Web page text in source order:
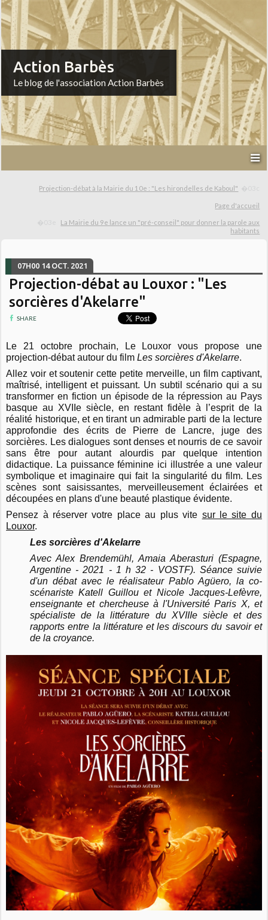
Action Barbès
Le blog de l'association Action Barbès
Projection-débat à la Mairie du 10e : "Les hirondelles de Kaboul"
Page d'accueil
La Mairie du 9e lance un "pré-conseil" pour donner la parole aux
habitants
07H00 14 OCT. 2021
Projection-débat au Louxor : "Les
sorcières d'Akelarre"
SHARE
Le 21 octobre prochain, Le Louxor vous propose une
projection-débat autour du filmLes sorcières d'Akelarre.
Allez voir et soutenir cette petite merveille, un film captivant,
maîtrisé, intelligent et puissant. Un subtil scénario qui a su
transformer en fiction un épisode de la répression au Pays
basque au XVIIe siècle, en restant fidèle à l’esprit de la
réalité historique, et en tirant un admirable parti de la lecture
approfondie des écrits de Pierre de Lancre, juge des
sorcières. Les dialogues sont denses et nourris de ce savoir
sans être pour autant alourdis par quelque intention
didactique. La puissance féminine ici illustrée a une valeur
symbolique et imaginaire qui fait la singularité du film. Les
scènes sont saisissantes, merveilleusement éclairées et
découpées en plans d'une beauté plastique évidente.
Pensez à réserver votre place au plus vite sur le site du
Louxor.
Les sorcières d'Akelarre
Avec Alex Brendemühl, Amaia Aberasturi (Espagne,
Argentine - 2021 - 1 h 32 - VOSTF). Séance suivie
d'un débat avec le réalisateur Pablo Agüero, la co-
scénariste Katell Guillou et Nicole Jacques-Lefèvre,
enseignante et chercheuse à l'Université Paris X, et
spécialiste de la littérature du XVIIIe siècle et des
rapports entre la littérature et les discours du savoir et
de la croyance.